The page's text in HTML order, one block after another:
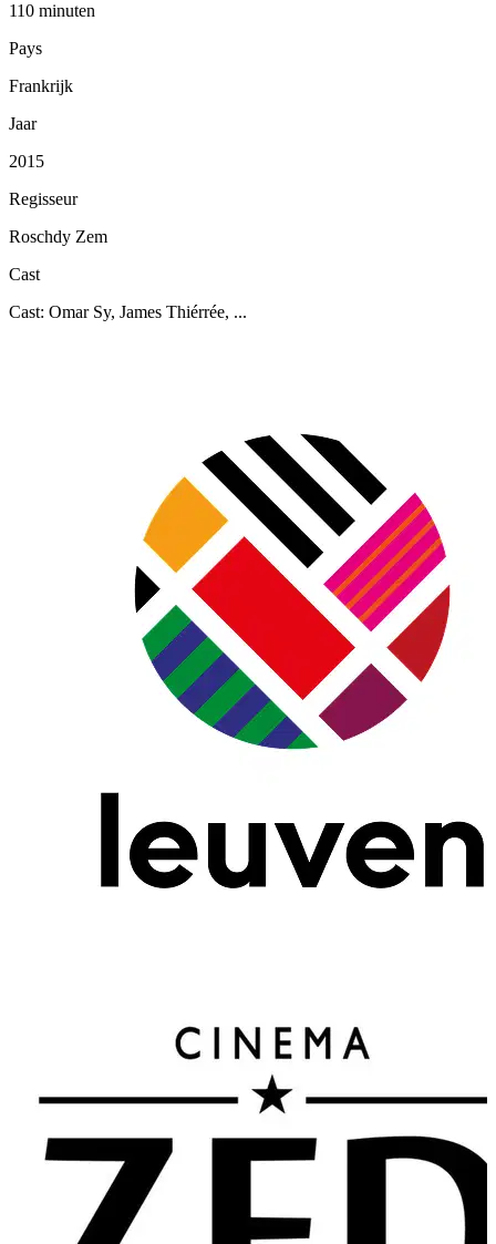
110 minuten
Pays
Frankrijk
Jaar
2015
Regisseur
Roschdy Zem
Cast
Cast: Omar Sy, James Thiérrée, ...